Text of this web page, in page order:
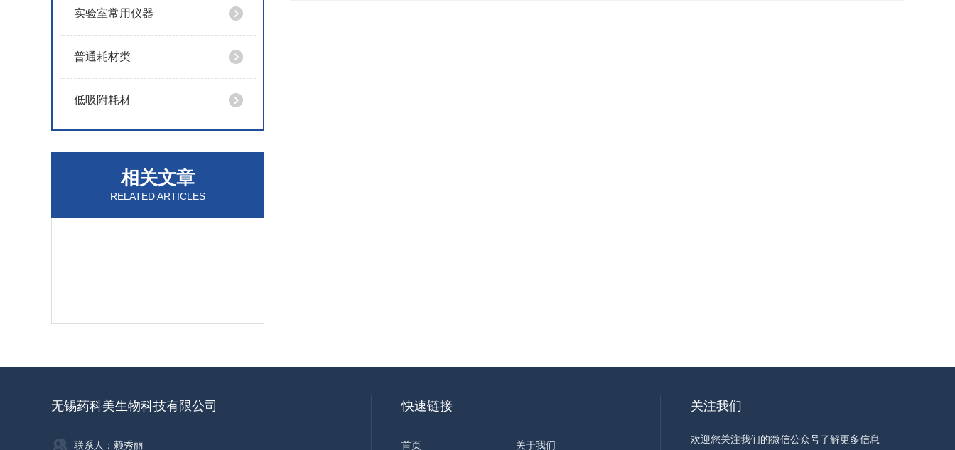
实验室常用仪器
普通耗材类
低吸附耗材
相关文章
RELATED ARTICLES
无锡药科美生物科技有限公司
联系人：赖秀丽
快速链接
首页 关于我们
关注我们
欢迎您关注我们的微信公众号了解更多信息